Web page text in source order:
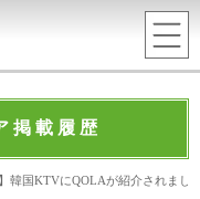
掲載履歴
】韓国KTVにQOLAが紹介されまし